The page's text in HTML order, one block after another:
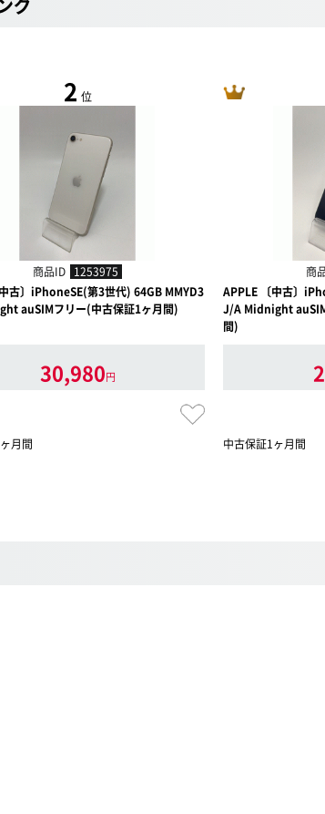
2 位
商品ID 1253975
古〕iPhoneSE(第3世代) 64GB MMYD3
auSIMフリー(中古保証1ヶ月間)
30,980円
月間
商
APPLE 〔中古〕
J/A Midnight
間)
中古保証1ヶ月間